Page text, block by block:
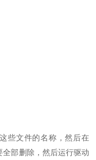
些文件的名称，然后在
部删除，然后运行驱动